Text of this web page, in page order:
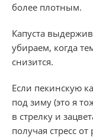
более плотным.
Капуста
убираем, когда
снизится.
Если пекинскую
под зиму (это я
в стрелку и
получая стресс